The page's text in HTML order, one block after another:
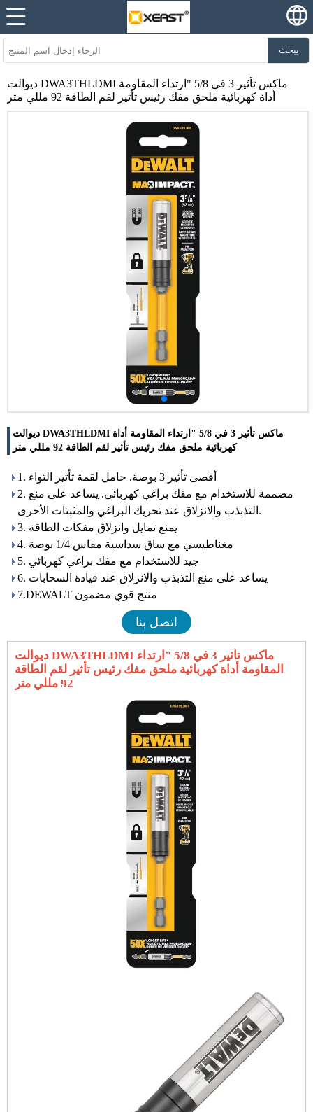
يبحث
ديوالت DWA3THLDMI ماكس تأثير 3 في 5/8 "ارتداء المقاومة
أداة كهربائية ملحق مفك رئيس تأثير لقم الطاقة 92 مللي متر
ديوالت DWA3THLDMI ماكس تأثير 3 في 5/8 "ارتداء المقاومة أداة
كهربائية ملحق مفك رئيس تأثير لقم الطاقة 92 مللي متر
1. أقصى تأثير 3 بوصة. حامل لقمة تأثير التواء
2. مصممة للاستخدام مع مفك براغي كهربائي. يساعد على منع
التذبذب والانزلاق عند تحريك البراغي والمثبتات الأخرى.
3. يمنع تمايل وانزلاق مفكات الطاقة
4. مغناطيسي مع ساق سداسية مقاس 1/4 بوصة
5. جيد للاستخدام مع مفك براغي كهربائي
6. يساعد على منع التذبذب والانزلاق عند قيادة السحابات
7.DEWALT منتج قوي مضمون
اتصل بنا
ديوالت DWA3THLDMI ماكس تأثير 3 في 5/8 "ارتداء
المقاومة أداة كهربائية ملحق مفك رئيس تأثير لقم الطاقة
92 مللي متر